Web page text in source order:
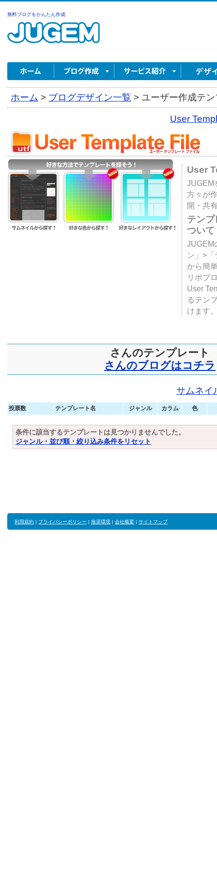
無料ブログをかんたん作成
ホーム > ブログデザイン一覧 > ユーザー作成テ
User
User
JUGEM
方々が
開・共
テン
ついて
JUGEM
ン」>
から簡
リポブ
User
るテン
けます
さんのテンプレート
さんのブログはコチラ
サムネイ
投票数 テンプレート名 ジャンル カラム 色
条件に該当するテンプレートは見つかりませんでした。
ジャンル・並び順・絞り込み条件をリセット
利用規約 | プライバシーポリシー | 推奨環境 | 会社概要 | サイトマップ